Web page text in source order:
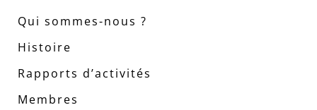
Qui sommes-nous ?
Histoire
Rapports d’activités
Membres